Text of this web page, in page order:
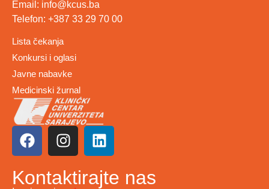
Email: info@kcus.ba
Telefon: +387 33 29 70 00
Lista čekanja
Konkursi i oglasi
Javne nabavke
Medicinski žurnal
Kontaktirajte nas